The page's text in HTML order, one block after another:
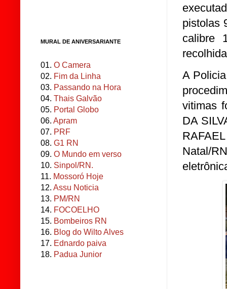
pistolas
calibre
A
vitimas
DA
Natal/
MURAL DE ANIVERSARIANTE
01. O Camera
02. Fim da Linha
03. Passando na Hora
04. Thais Galvão
05. Portal Globo
06. Apram
07. PRF
08. G1 RN
09. O Mundo em verso
10. Sinpol/RN.
11. Mossoró Hoje
12. Assu Noticia
13. PM/RN
14. FOCOELHO
15. Bombeiros RN
16. Blog do Wilto Alves
17. Ednardo paiva
18. Padua Junior